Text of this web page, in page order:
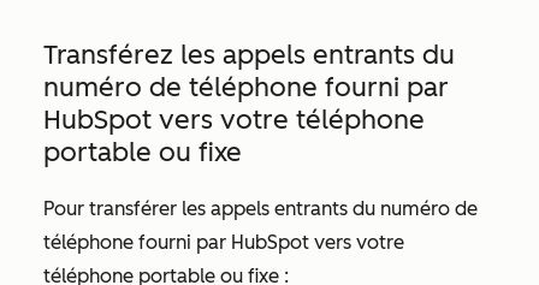
Transférez les appels entrants du
numéro de téléphone fourni par
HubSpot vers votre téléphone
portable ou fixe
Pour transférer les appels entrants du numéro de
téléphone fourni par HubSpot vers votre
téléphone portable ou fixe :